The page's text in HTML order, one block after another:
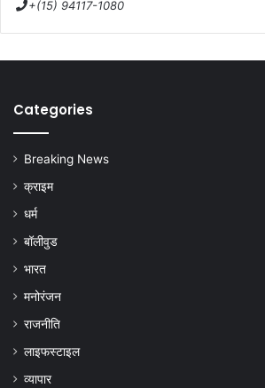
+(15) 94117-1080
Categories
Breaking News
क्राइम
धर्म
बॉलीवुड
भारत
मनोरंजन
राजनीति
लाइफस्टाइल
व्यापार